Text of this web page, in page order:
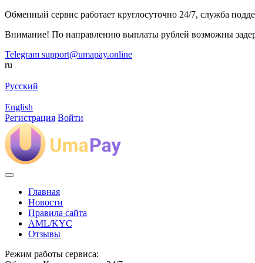
Обменный сервис работает круглосуточно 24/7, служба
Внимание! По направлению выплаты рублей возможны
Telegram support@umapay.online
ru
Русский
English
Регистрация Войти
Главная
Новости
Правила сайта
AML/KYC
Отзывы
Режим работы сервиса: